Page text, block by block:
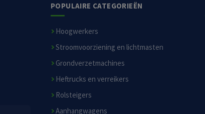
POPULAIRE CATEGORIEËN
Hoogwerkers
Stroomvoorziening en lichtmasten
Grondverzetmachines
Heftrucks en verreikers
Rolsteigers
Aanhangwagens